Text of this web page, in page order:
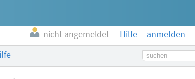
nicht angemeldet Hilfe anmelden
Suchbegriff